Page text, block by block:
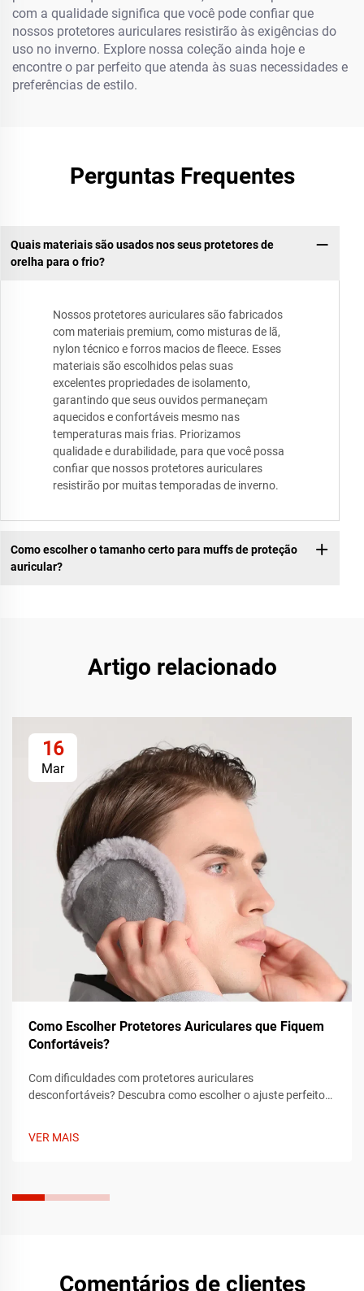
com a qualidade significa que você pode confiar que
nossos protetores auriculares resistirão às exigências do
uso no inverno. Explore nossa coleção ainda hoje e
encontre o par perfeito que atenda às suas necessidades e
preferências de estilo.
Perguntas Frequentes
Quais materiais são usados nos seus protetores de
orelha para o frio?
Nossos protetores auriculares são fabricados
com materiais premium, como misturas de lã,
nylon técnico e forros macios de fleece. Esses
materiais são escolhidos pelas suas
excelentes propriedades de isolamento,
garantindo que seus ouvidos permaneçam
aquecidos e confortáveis mesmo nas
temperaturas mais frias. Priorizamos
qualidade e durabilidade, para que você possa
confiar que nossos protetores auriculares
resistirão por muitas temporadas de inverno.
Como escolher o tamanho certo para muffs de proteção
auricular?
Artigo relacionado
16
Mar
Como Escolher Protetores Auriculares que Fiquem
Confortáveis?
Com dificuldades com protetores auriculares
desconfortáveis? Descubra como escolher o ajuste perfeito
VER MAIS
Comentários de clientes